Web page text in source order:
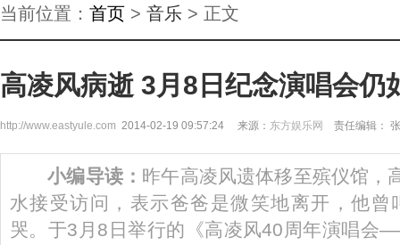
当前位置： 首页 > 音乐 > 正文
高凌风病逝 3月8日纪念演唱会仍
http://www.eastyule.com 2014-02-19 09:57:24 来源： 东方娱乐网 责任编辑：
小编导读： 昨午高凌风遗体移至殡仪馆，
水接受访问，表示爸爸是微笑地离开，他曾
哭。于3月8日举行的《高凌风40周年演唱会